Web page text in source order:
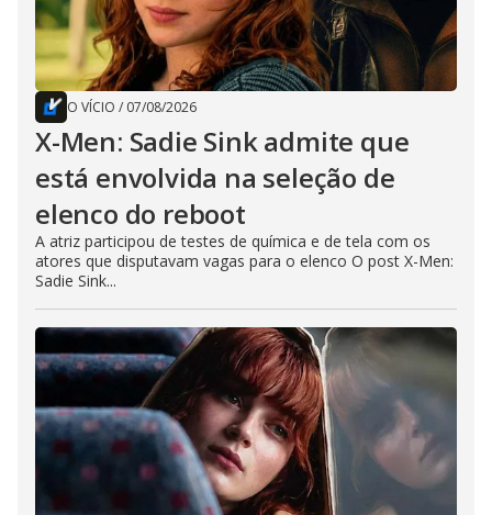
O VÍCIO / 07/08/2026
X-Men: Sadie Sink admite que
está envolvida na seleção de
elenco do reboot
A atriz participou de testes de química e de tela com os
atores que disputavam vagas para o elenco O post X-Men:
Sadie Sink...